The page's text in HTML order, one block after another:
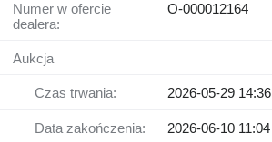
Numer w ofercie
dealera:
O-000012164
Aukcja
Czas trwania: 2026-05-29 14:36
Data zakończenia: 2026-06-10 11:04